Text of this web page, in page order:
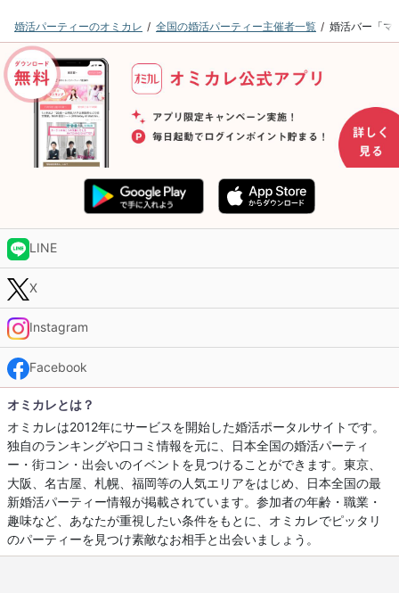
婚活パーティーのオミカレ 全国の婚活パーティー主催者一覧 婚活バー「マ
LINE
X
Instagram
Facebook
オミカレとは？
オミカレは2012年にサービスを開始した婚活ポータルサイトです。
独自のランキングや口コミ情報を元に、日本全国の婚活パーティ
ー・街コン・出会いのイベントを見つけることができます。東京、
大阪、名古屋、札幌、福岡等の人気エリアをはじめ、日本全国の最
新婚活パーティー情報が掲載されています。参加者の年齢・職業・
趣味など、あなたが重視したい条件をもとに、オミカレでピッタリ
のパーティーを見つけ素敵なお相手と出会いましょう。